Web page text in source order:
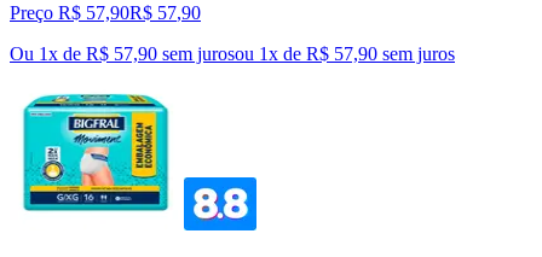
Preço R$ 57,90R$ 57,90
Ou 1x de R$ 57,90 sem jurosou 1x de R$ 57,90 sem juros